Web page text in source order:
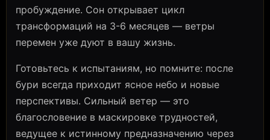
пробуждение. Сон открывает цикл
трансформаций на 3-6 месяцев — ветры
перемен уже дуют в вашу жизнь.
Готовьтесь к испытаниям, но помните: после
бури всегда приходит ясное небо и новые
перспективы. Сильный ветер — это
благословение в маскировке трудностей,
ведущее к истинному предназначению через